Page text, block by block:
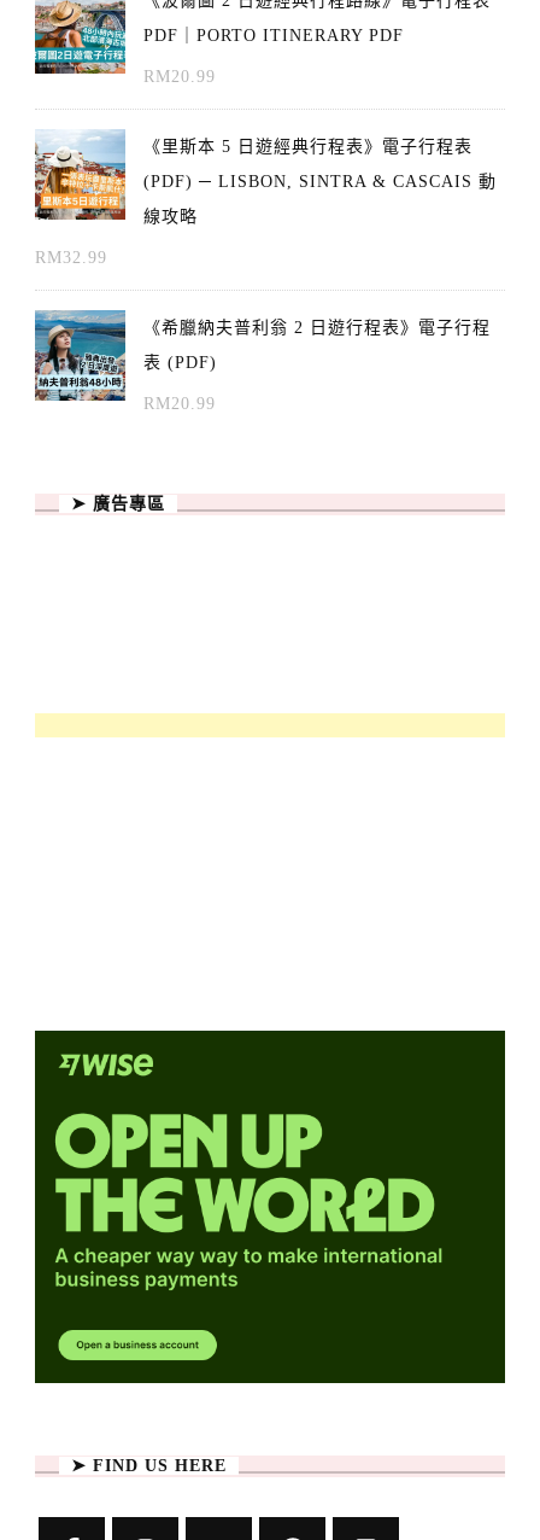
PDF｜PORTO ITINERARY PDF
RM20.99
《里斯本 5 日遊經典行程表》電子行程表
(PDF) ─ LISBON, SINTRA & CASCAIS 動
線攻略
RM32.99
《希臘納夫普利翁 2 日遊行程表》電子行程
表 (PDF)
RM20.99
➤ 廣告專區
➤ FIND US HERE